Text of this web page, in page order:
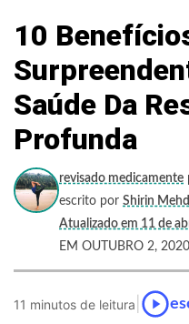
10
Saúde Da
Profunda
revisado medicamente
escrito por Shirin
Atualizado em 11 de
EM OUTUBRO 2, 2020
11 minutos de leitura